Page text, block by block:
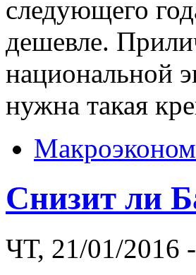
следующего
дешевле.
национальной
нужна такая
Снизит ли
ЧТ, 21/01/2016